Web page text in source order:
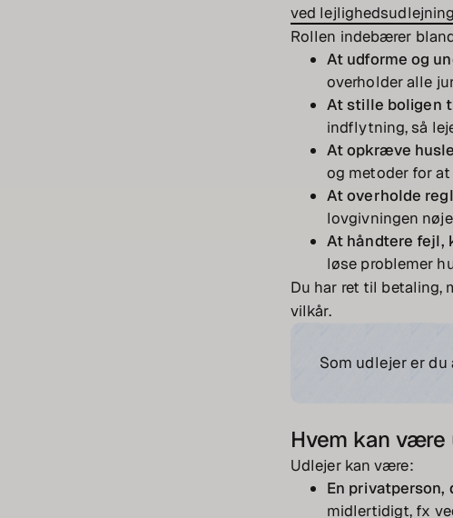
ved
Rollen indebærer
At udforme og
overholder alle
At stille boligen
indflytning, så
At opkræve
og metoder for
At overholde
lovgivningen
At håndtere fejl,
løse problemer
Du har ret til
vilkår.
Som udlejer er
Hvem kan
Udlejer kan være:
En
midlertidigt, fx